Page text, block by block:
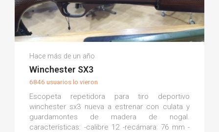
Armería La Torre M.
(0)
Hace más de un año
Winchester SX3
6846 usuarios lo vieron
Escopeta repetidora para tiro deportivo
winchester sx3 nueva a estrenar con culata y
guardamontes de madera de nogal.
características: -calibre 12 -recámara: 76 mm -